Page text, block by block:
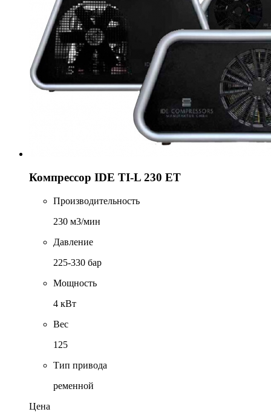
Компрессор IDE TI-L 230 ET
Производительность
230 м3/мин
Давление
225-330 бар
Мощность
4 кВт
Вес
125
Тип привода
ременной
Цена